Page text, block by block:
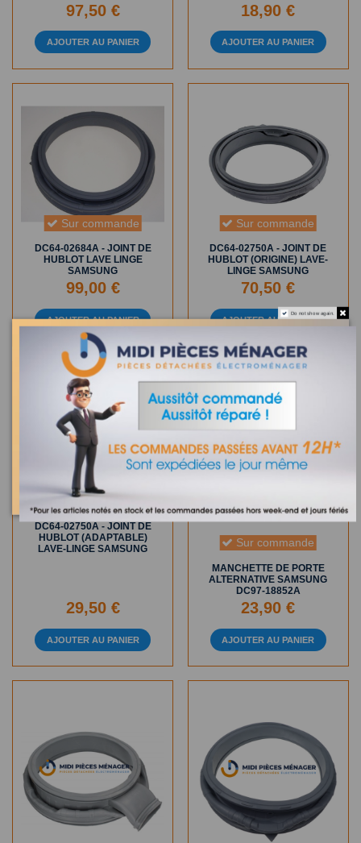
97,50 €
AJOUTER AU PANIER
18,90 €
AJOUTER AU PANIER
Sur commande
DC64-02684A - JOINT DE
HUBLOT LAVE LINGE
SAMSUNG
99,00 €
AJOUTER AU PANIER
Sur commande
DC64-02750A - JOINT DE
HUBLOT (ORIGINE) LAVE-
LINGE SAMSUNG
70,50 €
AJOUTER AU PANIER
En Stock
DC64-02750A - JOINT DE
HUBLOT (ADAPTABLE)
LAVE-LINGE SAMSUNG
29,50 €
AJOUTER AU PANIER
Sur commande
MANCHETTE DE PORTE
ALTERNATIVE SAMSUNG
DC97-18852A
23,90 €
AJOUTER AU PANIER
Do not show again.